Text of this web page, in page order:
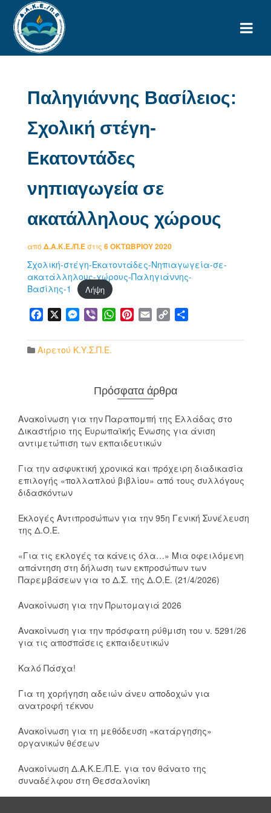
Παληγιάννης Βασίλειος:
Σχολική στέγη-
Εκατοντάδες
νηπιαγωγεία σε
ακατάλληλους χώρους
από Δ.Α.Κ.Ε./Π.Εστις 6 ΟΚΤΩΒΡΊΟΥ 2020
Σχολική-στέγη-Εκατοντάδες-Νηπιαγωγεία-σε-
ακατάλληλους-χώρους-Παληγιάννης-
Βασίλης-1
Λήψη
Facebook Messenger
Viber WhatsApp
Pinterest
Email Copy
Αιρετού Κ.Υ.Σ.Π.Ε.
Πρόσφατα άρθρα
Ανακοίνωση για την Παραπομπή της Ελλάδας στο
Δικαστήριο της Ευρωπαϊκής Ένωσης για άνιση
αντιμετώπιση των εκπαιδευτικών
Για την ασφυκτική χρονικά και πρόχειρη διαδικασία
επιλογής «πολλαπλού βιβλίου» από τους συλλόγους
διδασκόντων
Εκλογές Αντιπροσώπων για την 95η Γενική Συνέλευση
της Δ.Ο.Ε.
«Για τις εκλογές τα κάνεις όλα…» Μια οφειλόμενη
απάντηση στη δήλωση των εκπροσώπων των
Παρεμβάσεων για το Δ.Σ. της Δ.Ο.Ε. (21/4/2026)
Ανακοίνωση για την Πρωτομαγιά 2026
Ανακοίνωση για την πρόσφατη ρύθμιση του ν. 5291/26
για τις αποσπάσεις εκπαιδευτικών
Καλό Πάσχα!
Για τη χορήγηση αδειών άνευ αποδοχών για
ανατροφή τέκνου
Ανακοίνωση για τη μεθόδευση «κατάργησης»
οργανικών θέσεων
Ανακοίνωση Δ.Α.Κ.Ε./Π.Ε. για τον θάνατο της
συναδέλφου στη Θεσσαλονίκη